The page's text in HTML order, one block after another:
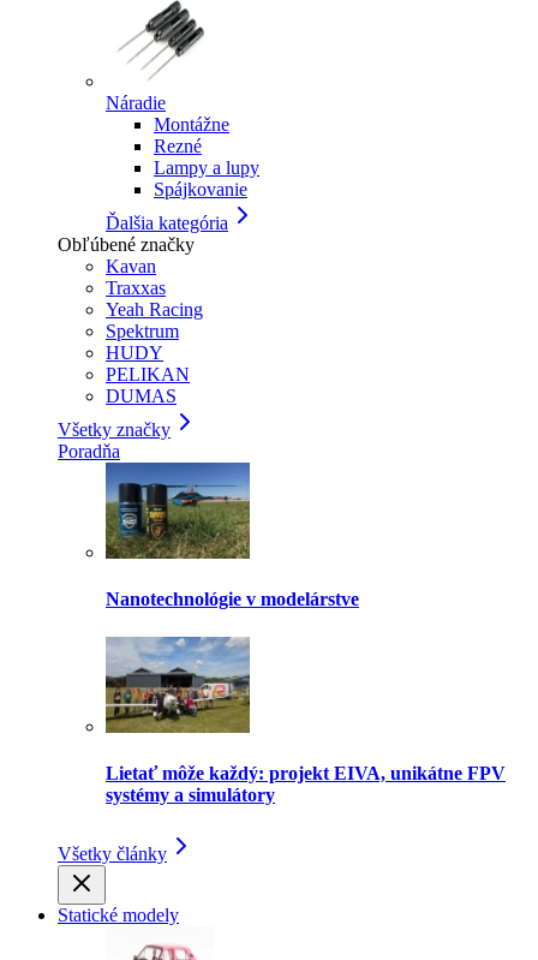
Náradie
Montážne
Rezné
Lampy a lupy
Spájkovanie
Ďalšia kategória
Obľúbené značky
Kavan
Traxxas
Yeah Racing
Spektrum
HUDY
PELIKAN
DUMAS
Všetky značky
Poradňa
Nanotechnológie v modelárstve
Lietať môže každý: projekt EIVA, unikátne FPV
systémy a simulátory
Všetky články
Statické modely